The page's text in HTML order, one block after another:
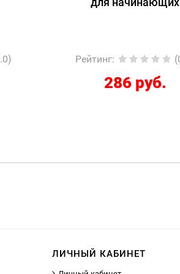
(0.0) Рейтинг:
12267 руб.
ЛИЧНЫЙ КАБИНЕТ